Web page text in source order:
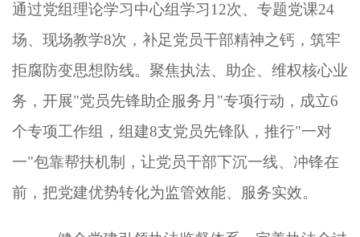
通过党组理论学习中心组学习12次、专题党课24
场、现场教学8次，补足党员干部精神之钙，筑牢
拒腐防变思想防线。聚焦执法、助企、维权核心业
务，开展"党员先锋助企服务月"专项行动，成立6
个专项工作组，组建8支党员先锋队，推行"一对
一"包靠帮扶机制，让党员干部下沉一线、冲锋在
前，把党建优势转化为监管效能、服务实效。